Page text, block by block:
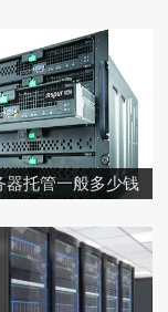
器托管一般多少钱